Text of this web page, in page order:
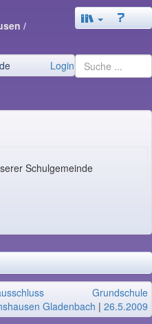
/
Login
Schulgemeinde
Grundschule
Gladenbach | 26.5.2009